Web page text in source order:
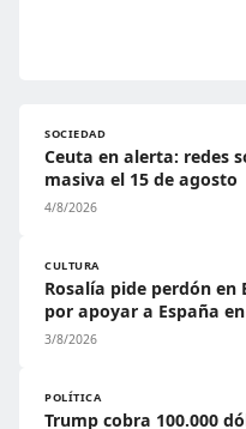
SOCIEDAD
Ceuta en alerta: redes
masiva el 15 de agosto
4/8/2026
CULTURA
Rosalía pide perdón en
por apoyar a España
3/8/2026
POLÍTICA
Trump cobra 100.000